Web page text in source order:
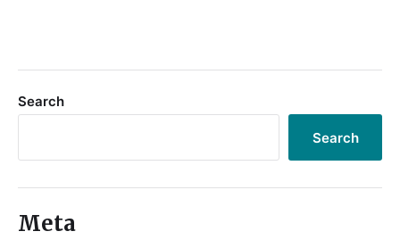
Search
Search
Meta